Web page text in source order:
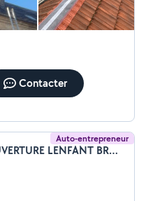
Contacter
Auto-entrepreneur
Bryan Lenfant (COUVERTURE LENFANT BRYAN)